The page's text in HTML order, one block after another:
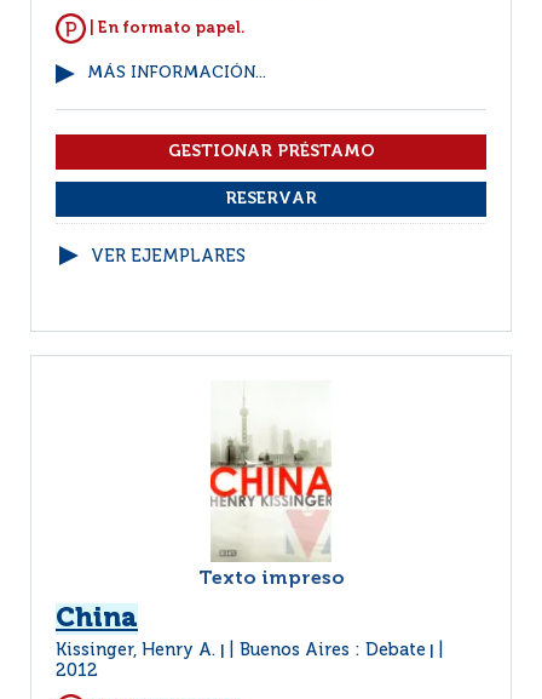
| En formato papel.
MÁS INFORMACIÓN...
VER EJEMPLARES
Texto impreso
China
Kissinger, Henry A. Buenos Aires : Debate
2012